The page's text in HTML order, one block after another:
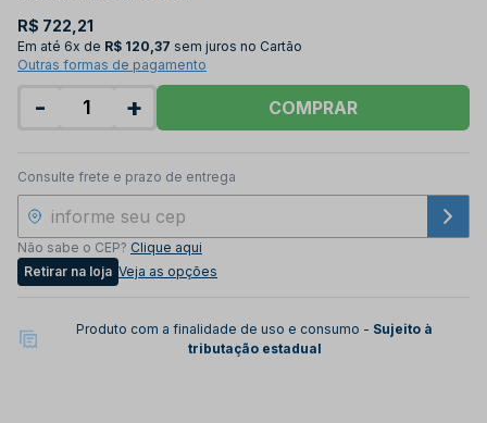
R$ 722,21
Em até 6x de R$ 120,37 sem juros no Cartão
Outras formas de pagamento
- + COMPRAR
Consulte frete e prazo de entrega
Não sabe o CEP? Clique aqui
Retirar na loja Veja as opções
Produto com a finalidade de uso e consumo - Sujeito à
tributação estadual